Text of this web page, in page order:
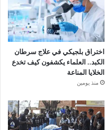
اختراق بلجيكي في علاج سرطان
الكبد.. العلماء يكشفون كيف تخدع
الخلايا المناعة
منذ يومين